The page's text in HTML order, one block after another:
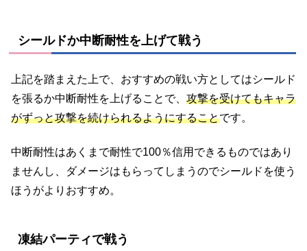
シールドか中断耐性を上げて戦う
上記を踏まえた上で、おすすめの戦い方としてはシールド
を張るか中断耐性を上げることで、 攻撃を受けてもキャラ
がずっと攻撃を続けられるようにすることです。
中断耐性はあくまで耐性で100％信用できるものではあり
ませんし、ダメージはもらってしまうのでシールドを使う
ほうがよりおすすめ。
凍結パーティで戦う